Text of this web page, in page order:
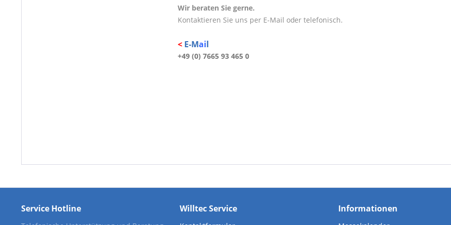
Wir beraten Sie gerne.
Kontaktieren Sie uns per E-Mail oder telefonisch.
< E-Mail
+49 (0) 7665 93 465 0
Service Hotline Willtec Service Informationen